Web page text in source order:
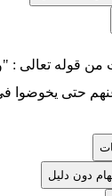
من قوله تعالى :
حتى يخوضوا
دون دليل